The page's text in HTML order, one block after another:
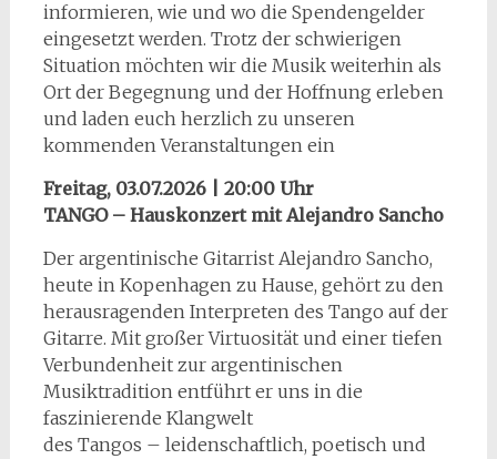
informieren, wie und wo die Spendengelder
eingesetzt werden. Trotz der schwierigen
Situation möchten wir die Musik weiterhin als
Ort der Begegnung und der Hoffnung erleben
und laden euch herzlich zu unseren
kommenden Veranstaltungen ein
Freitag, 03.07.2026 | 20:00 Uhr
TANGO – Hauskonzert mit Alejandro Sancho
Der argentinische Gitarrist Alejandro Sancho,
heute in Kopenhagen zu Hause, gehört zu den
herausragenden Interpreten des Tango auf der
Gitarre. Mit großer Virtuosität und einer tiefen
Verbundenheit zur argentinischen
Musiktradition entführt er uns in die
faszinierende Klangwelt
des Tangos – leidenschaftlich, poetisch und